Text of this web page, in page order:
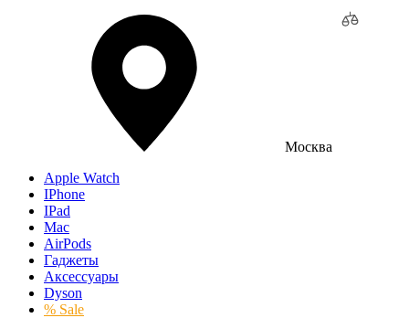
Москва
Apple Watch
IPhone
IPad
Mac
AirPods
Гаджеты
Аксессуары
Dyson
% Sale